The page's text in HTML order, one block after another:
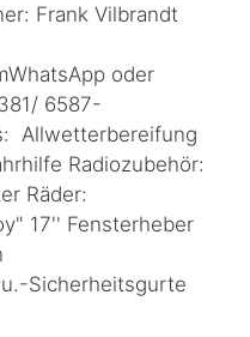
Frank Vilbrandt
oder
6587-
Allwetterbereifung
Radiozubehör:
Räder:
17'' Fensterheber
Sicherheitsgurte